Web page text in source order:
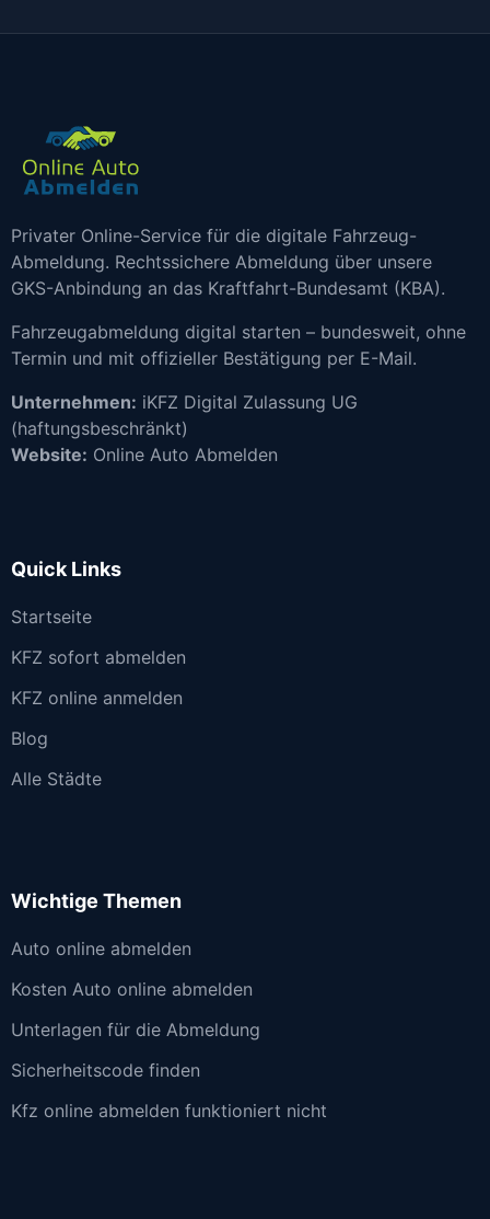
Privater Online-Service für die digitale Fahrzeug-
Abmeldung. Rechtssichere Abmeldung über unsere
GKS-Anbindung an das Kraftfahrt-Bundesamt (KBA).
Fahrzeugabmeldung digital starten – bundesweit, ohne
Termin und mit offizieller Bestätigung per E-Mail.
Unternehmen: iKFZ Digital Zulassung UG
(haftungsbeschränkt)
Website: Online Auto Abmelden
Quick Links
Startseite
KFZ sofort abmelden
KFZ online anmelden
Blog
Alle Städte
Wichtige Themen
Auto online abmelden
Kosten Auto online abmelden
Unterlagen für die Abmeldung
Sicherheitscode finden
Kfz online abmelden funktioniert nicht